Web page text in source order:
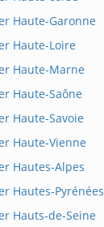
Haute-Garonne
Haute-Loire
Haute-Marne
Haute-Saône
Haute-Savoie
Haute-Vienne
Hautes-Alpes
Hautes-Pyrénées
Hauts-de-Seine